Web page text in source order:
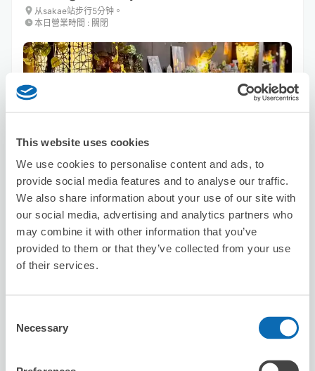
This website uses cookies
We use cookies to personalise content and ads, to
provide social media features and to analyse our traffic.
We also share information about your use of our site with
our social media, advertising and analytics partners who
may combine it with other information that you’ve
provided to them or that they’ve collected from your use
of their services.
Selection
Necessary
从sakae站步行5分钟。
本日營業時間 : 關閉
可保管的行李數
行李箱尺寸: 10 手提包尺寸:10
利用可能時間
8/9日 8/10一 8/11二 8/12三 8/13四 8/14五 8/15 六
預約此店舖
Front